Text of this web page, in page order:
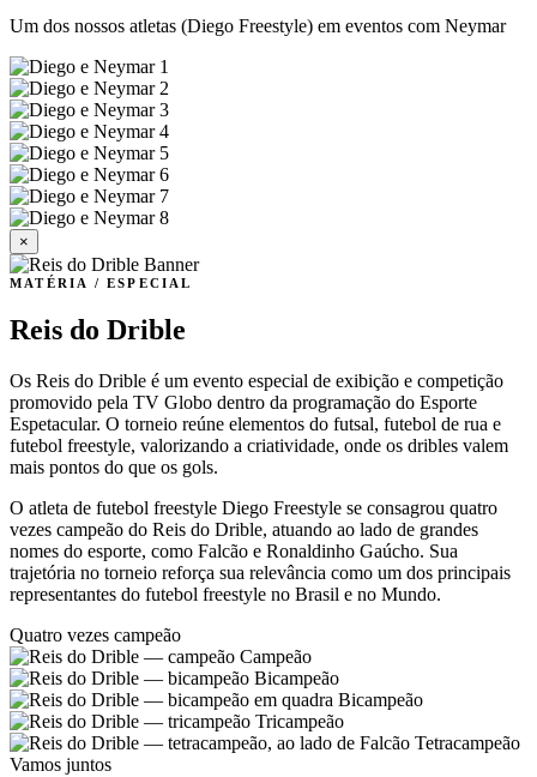
Um dos nossos atletas (Diego Freestyle) em eventos com Neymar
×
MATÉRIA / ESPECIAL
Reis do Drible
Os Reis do Drible é um evento especial de exibição e competição
promovido pela TV Globo dentro da programação do Esporte
Espetacular. O torneio reúne elementos do futsal, futebol de rua e
futebol freestyle, valorizando a criatividade, onde os dribles valem
mais pontos do que os gols.
O atleta de futebol freestyle Diego Freestyle se consagrou quatro
vezes campeão do Reis do Drible, atuando ao lado de grandes
nomes do esporte, como Falcão e Ronaldinho Gaúcho. Sua
trajetória no torneio reforça sua relevância como um dos principais
representantes do futebol freestyle no Brasil e no Mundo.
Quatro vezes campeão
Campeão
Bicampeão
Bicampeão
Tricampeão
Tetracampeão
Vamos juntos